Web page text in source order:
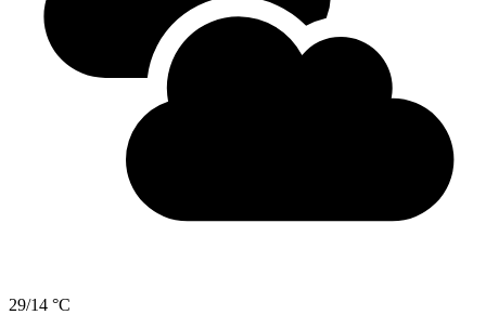
29/14 °C